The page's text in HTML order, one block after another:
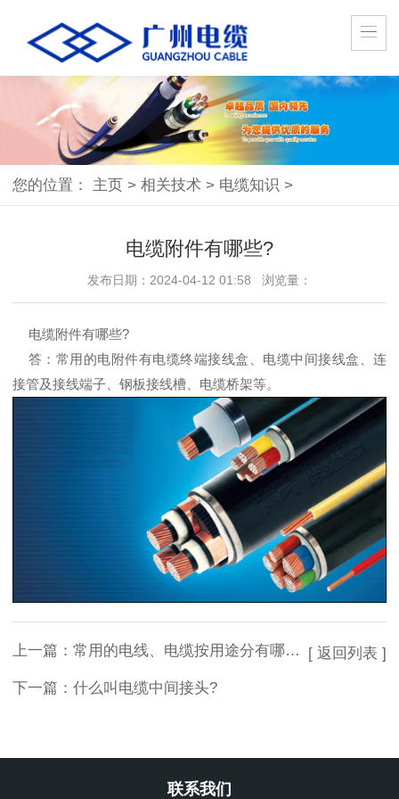
您的位置： 主页 > 相关技术 > 电缆知识 >
电缆附件有哪些?
发布日期：2024-04-12 01:58 浏览量：
电缆附件有哪些?
答：常用的电附件有电缆终端接线盒、电缆中间接线盒、连
接管及接线端子、钢板接线槽、电缆桥架等。
上一篇： 常用的电线、电缆按用途分有哪些种类?
下一篇： 什么叫电缆中间接头?
[ 返回列表 ]
联系我们